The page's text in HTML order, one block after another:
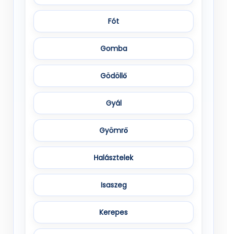
Fót
Gomba
Gödöllő
Gyál
Gyömrő
Halásztelek
Isaszeg
Kerepes